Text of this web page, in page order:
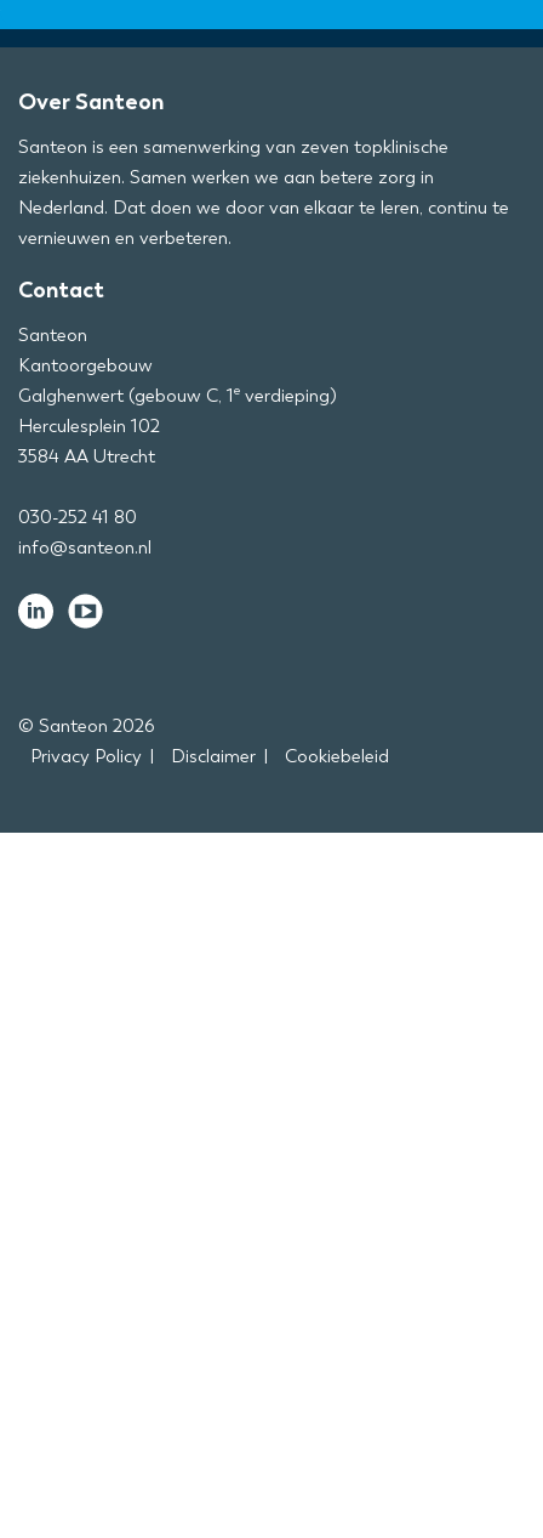
Over Santeon
Santeon is een samenwerking van zeven topklinische
ziekenhuizen. Samen werken we aan betere zorg in
Nederland. Dat doen we door van elkaar te leren, continu te
vernieuwen en verbeteren.
Contact
Santeon
Kantoorgebouw
Galghenwert (gebouw C, 1e verdieping)
Herculesplein 102
3584 AA Utrecht
030-252 41 80
info@santeon.nl
© Santeon 2026
Privacy Policy
Disclaimer Cookiebeleid